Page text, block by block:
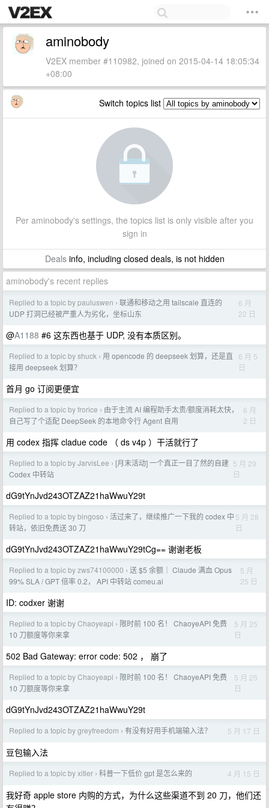
aminobody
V2EX member #110982, joined on 2015-04-14 18:05:34
+08:00
Switch topics list
Per aminobody's settings, the topics list is only visible after you
sign in
Dealsinfo, including closed deals, is not hidden
aminobody's recent replies
Replied to a topic by pauluswen › 联通和移动之用 tailscale 直连的
UDP 打洞已经被严重人为劣化，坐标山东
6 月
22 日
@A1188 #6 这东西也基于 UDP, 没有本质区别。
Replied to a topic by shuck › 用 opencode 的 deepseek 划算，还是直
接用 deepseek 划算？
6 月 5
日
首月 go 订阅更便宜
Replied to a topic by frorice › 由于主流 AI 编程助手太贵/额度消耗太快，
自己写了个适配 DeepSeek 的本地命令行 Agent 自用
6 月
2 日
用 codex 指挥 cladue code （ ds v4p ）干活就行了
Replied to a topic by JarvisLee › [月末活动] 一个真正一目了然的自建
Codex 中转站
5 月 29
日
dG9tYnJvd243OTZAZ21haWwuY29t
Replied to a topic by bingoso › 活过来了，继续推广一下我的 codex 中
转站，依旧免费送 30 刀
5 月 28
日
dG9tYnJvd243OTZAZ21haWwuY29tCg== 谢谢老板
Replied to a topic by zws74100000 › 送 $5 余额｜ Claude 满血 Opus
99% SLA / GPT 倍率 0.2， API 中转站 comeu.ai
5 月
25 日
ID: codxer 谢谢
Replied to a topic by Chaoyeapi › 限时前 100 名！ ChaoyeAPI 免费
10 刀额度等你来拿
5 月 25
日
502 Bad Gateway: error code: 502 ， 崩了
Replied to a topic by Chaoyeapi › 限时前 100 名！ ChaoyeAPI 免费
10 刀额度等你来拿
5 月 25
日
dG9tYnJvd243OTZAZ21haWwuY29t
Replied to a topic by greyfreedom › 有没有好用手机端输入法？ 5 月 17 日
豆包输入法
Replied to a topic by xitler › 科普一下低价 gpt 是怎么来的 4 月 15 日
我好奇 apple store 内购的方式，为什么这些渠道不到 20 刀，他们还